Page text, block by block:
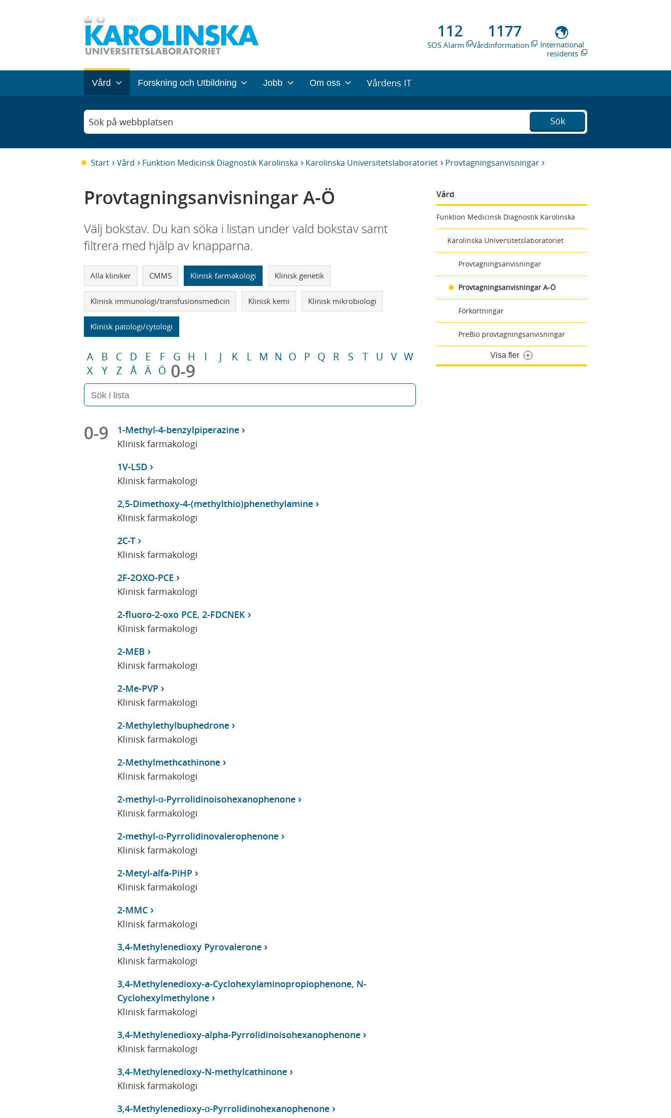
112
SOS Alarm
1177
Vårdinformation
International
residents
Vård Forskning och Utbildning Jobb Om oss Vårdens IT
Sök på webbplatsen Sök
Start Vård Funktion Medicinsk Diagnostik Karolinska Karolinska Universitetslaboratoriet Provtagningsanvisningar
Vård
Funktion Medicinsk Diagnostik Karolinska
Karolinska Universitetslaboratoriet
Provtagningsanvisningar
Provtagningsanvisningar A-Ö
Förkortningar
PreBio provtagningsanvisningar
Visa fler
Provtagningsanvisningar A-Ö
Välj bokstav. Du kan söka i listan under vald bokstav samt
filtrera med hjälp av knapparna.
Alla kliniker CMMS Klinisk farmakologi Klinisk genetik
Klinisk immunologi/transfusionsmedicin Klinisk kemi Klinisk mikrobiologi
Klinisk patologi/cytologi
A B C D E F G H I J K L M N O P Q R S T U V W
X
Y Z Å Ä Ö 0-9
0-9
1-Methyl-4-benzylpiperazine
Klinisk farmakologi
1V-LSD
Klinisk farmakologi
2,5-Dimethoxy-4-(methylthio)phenethylamine
Klinisk farmakologi
2C-T
Klinisk farmakologi
2F-2OXO-PCE
Klinisk farmakologi
2-fluoro-2-oxo PCE, 2-FDCNEK
Klinisk farmakologi
2-MEB
Klinisk farmakologi
2-Me-PVP
Klinisk farmakologi
2-Methylethylbuphedrone
Klinisk farmakologi
2-Methylmethcathinone
Klinisk farmakologi
2-methyl-α-Pyrrolidinoisohexanophenone
Klinisk farmakologi
2-methyl-α-Pyrrolidinovalerophenone
Klinisk farmakologi
2-Metyl-alfa-PiHP
Klinisk farmakologi
2-MMC
Klinisk farmakologi
3,4-Methylenedioxy Pyrovalerone
Klinisk farmakologi
3,4-Methylenedioxy-a-Cyclohexylaminopropiophenone, N-
Cyclohexylmethylone
Klinisk farmakologi
3,4-Methylenedioxy-alpha-Pyrrolidinoisohexanophenone
Klinisk farmakologi
3,4-Methylenedioxy-N-methylcathinone
Klinisk farmakologi
3,4-Methylenedioxy-α-Pyrrolidinohexanophenone